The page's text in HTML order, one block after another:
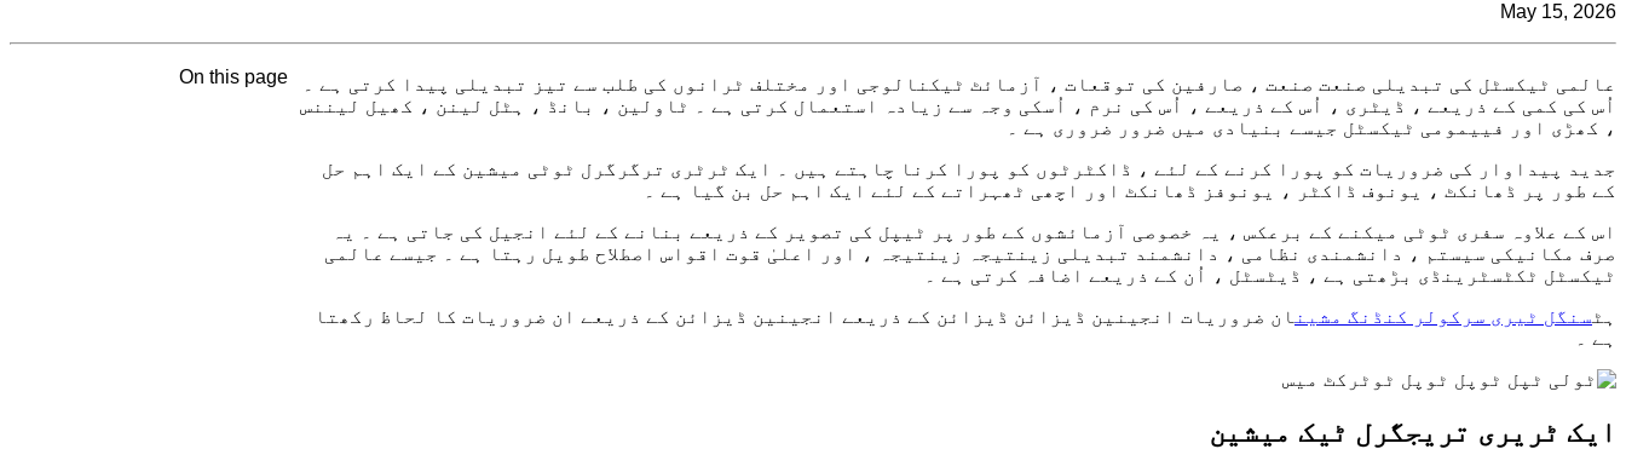
May 15, 2026
On this page
عالمی ٹیکسٹل کی تبدیلی صنعت صنعت ، صارفین کی توقعات ، آزمائٹ ٹیکنالوجی اور مختلف ٹرانوں کی طلب سے تیز تبدیلی پیدا کرتی ہے ۔
اُس کی کمی کے ذریعے ، ڈیٹری ، اُس کے ذریعے ، اُس کی نرم ، اُسکی وجہ سے زیادہ استعمال کرتی ہے ۔ ٹاولین ، بانڈ ، ہٹل لینن ، کھیل لیننس
، کھڑی اور فییمومی ٹیکسٹل جیسے بنیادی میں ضرور ضروری ہے ۔
جدید پیداوار کی ضروریات کو پورا کرنے کے لئے ، ڈاکٹرٹوں کو پورا کرنا چاہتے ہیں ۔ ایک ٹرٹری ترگرگرل ٹوٹی میشین کے ایک اہم حل
کے طور پر ڈھانکٹ ، یونوف ڈاکٹر ، یونوفز ڈھانکٹ اور اچھی ٹھہراتے کے لئے ایک اہم حل بن گیا ہے ۔
اس کے علاوہ سفری ٹوٹی میکنے کے برعکس ، یہ خصوصی آزمائشوں کے طور پر ٹیپل کی تصویر کے ذریعے بنانے کے لئے انجیل کی جاتی ہے ۔ یہ
صرف مکانیکی سیستم ، دانشمندی نظامی ، دانشمند تبدیلی زینتیجہ زینتیجہ ، اور اعلیٰ قوت اقواس اصطلاح طویل رہتا ہے ۔ جیسے عالمی
ٹیکسٹل ٹکٹسٹرینڈی بڑھتی ہے ، ڈیٹسٹل ، اُن کے ذریعے اضافہ کرتی ہے ۔
ہٹ سنگل ٹیری سرکولر کنڈنگ مشین ان ضروریات انجینین ڈیزائن ڈیزائن کے ذریعے انجینین ڈیزائن کے ذریعے ان ضروریات کا لحاظ رکھتا
ہے ۔
ایک ٹریری تریجگرل ٹیک میشین